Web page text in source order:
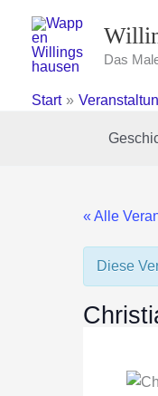
Inhalt
springen
Das
Start
« Alle
Diese